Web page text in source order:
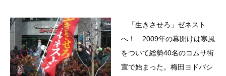
「生きさせろ」ゼネスト
へ！ 2009年の幕開けは寒風
をついて総勢40名のコムサ街
宣で始まった。梅田ヨドバシ